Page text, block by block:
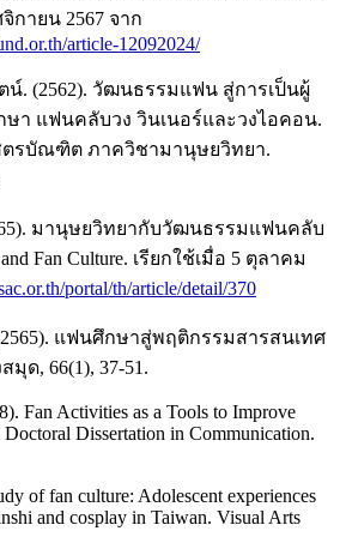
กายน 2567 จาก
article-12092024/
. (2562). วัฒนธรรมแฟน สู่การเป็นผู้
า แฟนคลับวง วินเนอร์และวงไอคอน.
รบัณฑิต ภาควิชามานุษยวิทยา.
มานุษยวิทยากับวัฒนธรรมแฟนคลับ
Fan Culture. เรียกใช้เมื่อ 5 ตุลาคม
portal/th/article/detail/370
แฟนศึกษาสู่พฤติกรรมสารสนเทศ
ด, 66(1), 37-51.
Fan Activities as a Tools to Improve
Dissertation in Communication.
of fan culture: Adolescent experiences
and cosplay in Taiwan. Visual Arts